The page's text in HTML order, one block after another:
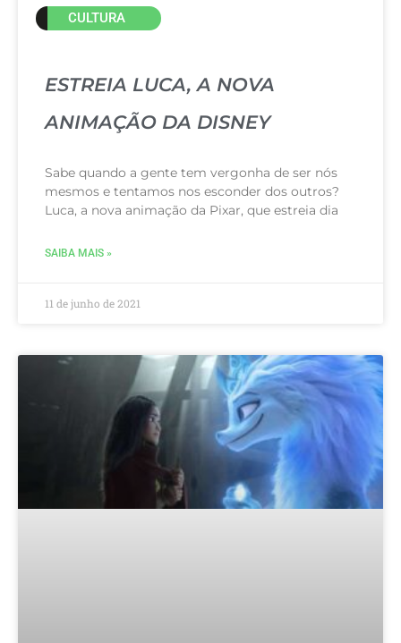
CULTURA
ESTREIA LUCA, A NOVA
ANIMAÇÃO DA DISNEY
Sabe quando a gente tem vergonha de ser nós
mesmos e tentamos nos esconder dos outros?
Luca, a nova animação da Pixar, que estreia dia
SAIBA MAIS »
11 de junho de 2021